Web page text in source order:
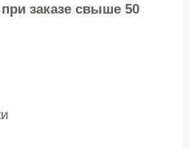
заказе свыше 50